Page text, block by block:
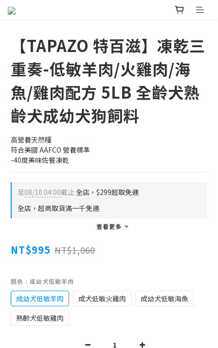
【TAPAZO 特百滋】凍乾三
重奏-低敏羊肉/火雞肉/海
魚/雞肉配方 5LB 全齡犬熟
齡犬成幼犬狗飼料
高營養天然糧
符合美國 AAFCO 營養標準
-40度美味佐餐凍乾
至08/10 04:00截止全店，$299超取免運
全店，超商取貨滿一千免運
查看更多
NT$995 NT$1,060
顏色 : 成幼犬低敏羊肉
成幼犬低敏羊肉 成犬低敏火雞肉
成幼犬低敏海魚
熟齡犬低敏雞肉